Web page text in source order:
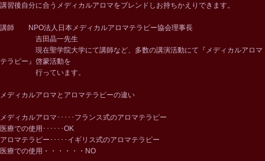
講習後自分に合うメディカルアロマをブレンドしお持ちかえりできます。
講師 NPO法人日本メディカルアロマテラピー協会理事長
吉田晶一先生
現在聖学院大学にて講師など、多数の講演活動にて『メディカルアロマ
テラピー』啓蒙活動を
行っています。
メディカルアロマとアロマテラピーの違い
メディカルアロマ･････フランス式のアロマテラピー
医療での使用･･････OK
アロマテラピー･････イギリス式のアロマテラピー
医療での使用・・・・・・NO